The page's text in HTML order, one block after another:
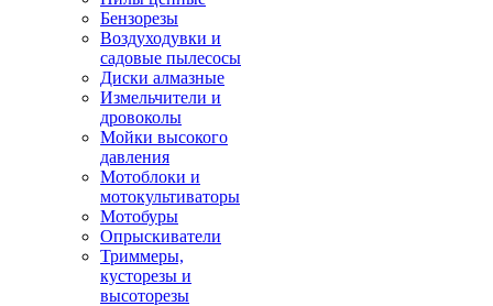
Бензорезы
Воздуходувки и
садовые пылесосы
Диски алмазные
Измельчители и
дровоколы
Мойки высокого
давления
Мотоблоки и
мотокультиваторы
Мотобуры
Опрыскиватели
Триммеры,
кусторезы и
высоторезы